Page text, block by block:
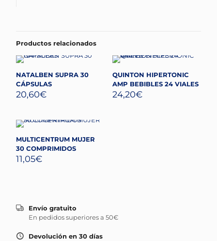
Productos relacionados
NATALBEN SUPRA 30
CÁPSULAS
20,60€
QUINTON HIPERTONIC
AMP BEBIBLES 24 VIALES
24,20€
MULTICENTRUM MUJER
30 COMPRIMIDOS
11,05€
Envío gratuito
En pedidos superiores a 50€
Devolución en 30 días